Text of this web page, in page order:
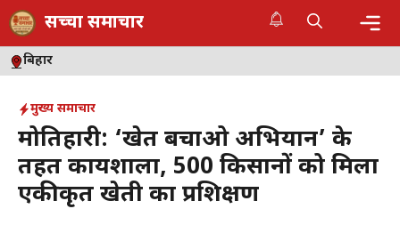
Skip
to
content
सच्चा समाचार
बिहार
मुख्य समाचार
मोतिहारी: ‘खेत बचाओ अभियान’ के
तहत कार्यशाला, 500 किसानों को मिला
एकीकृत खेती का प्रशिक्षण